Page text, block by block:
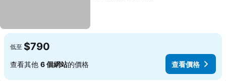
低至 $790
查看其他 6 個網站的價格 查看價格